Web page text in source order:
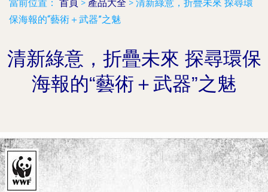
當前位置： 首頁 > 產品大全 > 清新綠意，折疊未來 探尋環
保海報的“藝術＋武器”之魅
清新綠意，折疊未來 探尋環保
海報的“藝術＋武器”之魅